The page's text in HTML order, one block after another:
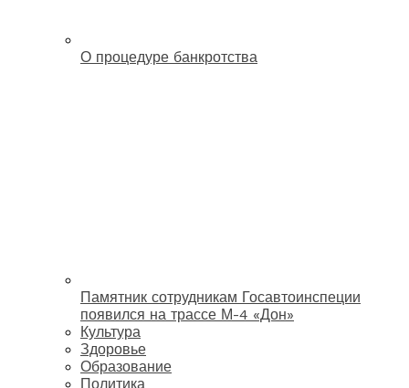
О процедуре банкротства
Памятник сотрудникам Госавтоинспеции
появился на трассе М-4 «Дон»
Культура
Здоровье
Образование
Политика